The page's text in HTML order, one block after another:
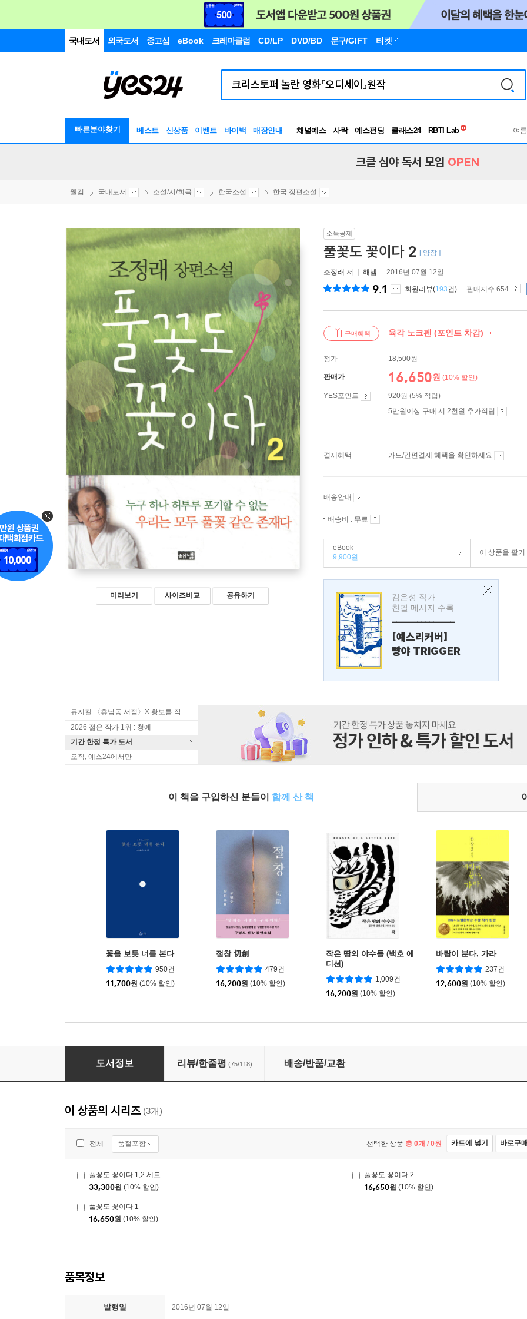
국내도서 외국도서 중고샵 eBook 크레마클럽 CD/LP DVD/BD 문구/GIFT 티켓
빠른분야찾기 베스트 신상품 이벤트 바이백 매장안내 채널예스 사락 예스펀딩 클래스24
RBTI Lab
독서유형검사
여
크클 심야 독서 모임 OPEN
웰컴 국내도서 소설/시/희곡 한국소설 한국 장편소설
미리보기 사이즈비교 공유하기
소득공제
풀꽃도 꽃이다 2 [ 양장 ]
조정래 저 해냄 2016년 07월 12일
9.1 회원리뷰(193건) 판매지수 654
구매혜택 육각 노크펜 (포인트 차감)
정가 18,500원
판매가 16,650원 (10% 할인)
YES포인트
920원 (5% 적립)
5만원이상 구매 시 2천원 추가적립
결제혜택 카드/간편결제 혜택을 확인하세요
배송안내
배송비 : 무료
eBook
9,900원
이 상품을 팔기
김은성 작가
친필 메시지 수록
---------------
[예스리커버]
빵야 TRIGGER
뮤지컬 〈휴남동 서점〉X 황보름 작가 북토크
2026 젊은 작가 1위 : 청예
기간 한정 특가 도서
오직, 예스24에서만
이 책을 구입하신 분들이 함께 산 책
꽃을 보듯 너를 본다
950건
11,700원 (10% 할인)
절창 切創
479건
16,200원 (10% 할인)
작은 땅의 야수들 (백호 에
디션)
1,009건
16,200원 (10% 할인)
바람이 분다, 가라
237건
12,600원 (10% 할인)
풀꽃도 꽃이다 2
도서정보 리뷰/한줄평 (75/118) 배송/반품/교환
이 상품의 시리즈 (3개)
전체 품절포함 선택한 상품 총 0개 / 0원 카트에 넣기 바로구
풀꽃도 꽃이다 1,2 세트
33,300원 (10% 할인)
풀꽃도 꽃이다 2
16,650원 (10% 할인)
풀꽃도 꽃이다 1
16,650원 (10% 할인)
품목정보
발행일 2016년 07월 12일